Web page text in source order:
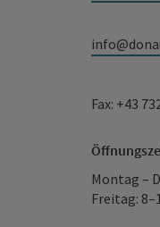
Fax: +43
Montag –
Freitag: